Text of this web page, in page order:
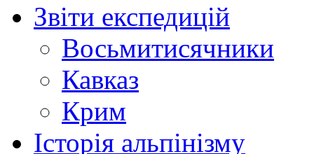
Звіти експедицій
Восьмитисячники
Кавказ
Крим
Історія альпінізму